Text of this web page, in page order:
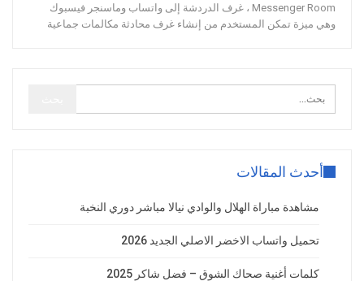
Messenger Room ، غرف الدردشة إلى واتساب وماسنجر فيسبوك
وهي ميزة تمكن المستخدم من إنشاء غرف محادثة مكالمات جماعية
أحدث المقالات
مشاهدة مباراة الهلال والوادي نيالا مباشر دوري النخبة
تحميل واتساب الاخضر الاصلي الجديد 2026
كلمات أغنية صحاك الشوق – فضل شاكر 2025